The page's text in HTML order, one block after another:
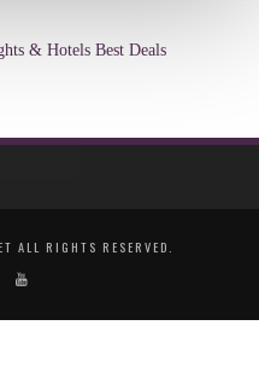
& Hotels Best Deals
ALL RIGHTS RESERVED.